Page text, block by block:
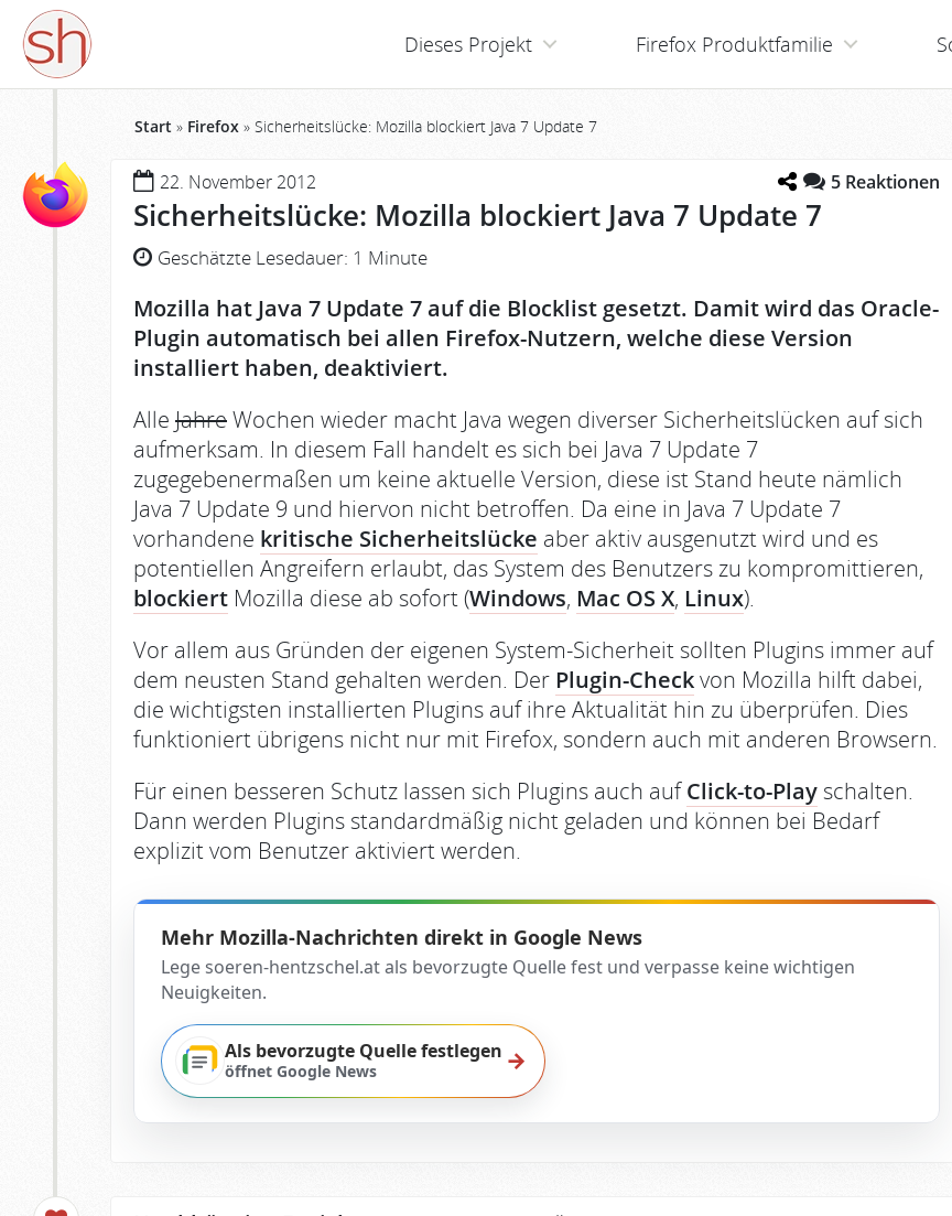
Dieses Projekt Firefox Produktfamilie
Start » Firefox » Sicherheitslücke: Mozilla blockiert Java 7 Update 7
22. November 2012 5 Reaktionen
Sicherheitslücke: Mozilla blockiert Java 7 Update 7
Geschätzte Lesedauer: 1 Minute
Mozilla hat Java 7 Update 7 auf die Blocklist gesetzt. Damit wird das Oracle-
Plugin automatisch bei allen Firefox-Nutzern, welche diese Version
installiert haben, deaktiviert.
Alle JahreWochen wieder macht Java wegen diverser Sicherheitslücken auf sich
aufmerksam. In diesem Fall handelt es sich bei Java 7 Update 7
zugegebenermaßen um keine aktuelle Version, diese ist Stand heute nämlich
Java 7 Update 9 und hiervon nicht betroffen. Da eine in Java 7 Update 7
vorhandene kritische Sicherheitslücke aber aktiv ausgenutzt wird und es
potentiellen Angreifern erlaubt, das System des Benutzers zu kompromittieren,
blockiert Mozilla diese ab sofort (Windows, Mac OS X, Linux).
Vor allem aus Gründen der eigenen System-Sicherheit sollten Plugins immer auf
dem neusten Stand gehalten werden. Der Plugin-Checkvon Mozilla hilft dabei,
die wichtigsten installierten Plugins auf ihre Aktualität hin zu überprüfen. Dies
funktioniert übrigens nicht nur mit Firefox, sondern auch mit anderen Browsern.
Für einen besseren Schutz lassen sich Plugins auch aufClick-to-Playschalten.
Dann werden Plugins standardmäßig nicht geladen und können bei Bedarf
explizit vom Benutzer aktiviert werden.
Mehr Mozilla-Nachrichten direkt in Google News
Lege soeren-hentzschel.at als bevorzugte Quelle fest und verpasse keine wichtigen
Neuigkeiten.
Als bevorzugte Quelle festlegen
öffnet Google News →